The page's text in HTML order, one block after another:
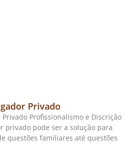
Privado
Profissionalismo e Discrição
privado pode ser a solução para
questões familiares até questões